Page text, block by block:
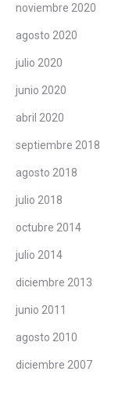
noviembre 2020
agosto 2020
julio 2020
junio 2020
abril 2020
septiembre 2018
agosto 2018
julio 2018
octubre 2014
julio 2014
diciembre 2013
junio 2011
agosto 2010
diciembre 2007